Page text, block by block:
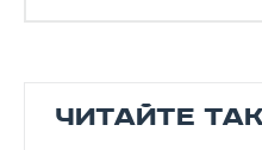
ЧИТАЙТЕ